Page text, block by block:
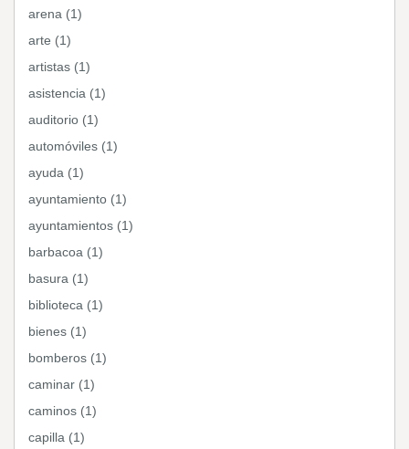
arena (1)
arte (1)
artistas (1)
asistencia (1)
auditorio (1)
automóviles (1)
ayuda (1)
ayuntamiento (1)
ayuntamientos (1)
barbacoa (1)
basura (1)
biblioteca (1)
bienes (1)
bomberos (1)
caminar (1)
caminos (1)
capilla (1)